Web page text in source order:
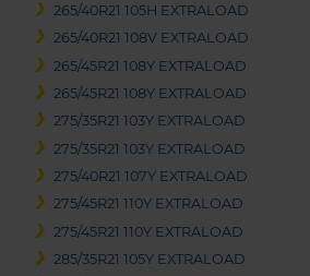
265/40R21 105H EXTRALOAD
265/40R21 108V EXTRALOAD
265/45R21 108Y EXTRALOAD
265/45R21 108Y EXTRALOAD
275/35R21 103Y EXTRALOAD
275/35R21 103Y EXTRALOAD
275/40R21 107Y EXTRALOAD
275/45R21 110Y EXTRALOAD
275/45R21 110Y EXTRALOAD
285/35R21 105Y EXTRALOAD